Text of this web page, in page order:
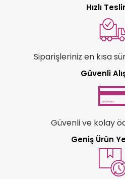
Hızlı
Siparişleriniz en kısa
Güvenli
Güvenli ve kolay
Geniş Ürün